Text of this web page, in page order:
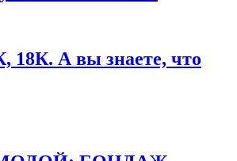
18К. А вы знаете, что